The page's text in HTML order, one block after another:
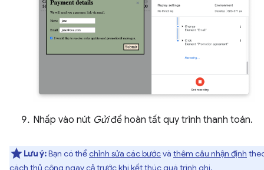
Nhấp vào nút Gửiđể hoàn tất quy trình thanh toán.
Lưu ý:Bạn có thểchỉnh sửa các bướcvà thêm câu nhận định
cách thủ công ngay cả trước khi kết thúc quá trình ghi.